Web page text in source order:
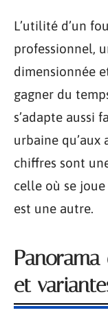
L’utilité d’un
professionnel,
dimensionnée
gagner du
s’adapte aussi
urbaine qu’aux
chiffres sont
celle où se
est une autre.
et